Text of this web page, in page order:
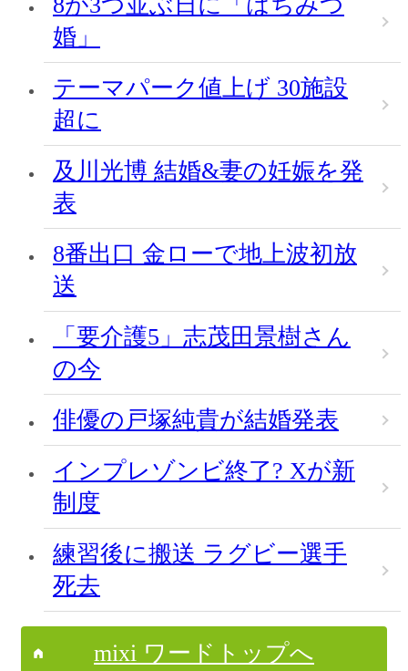
婚」
テーマパーク値上げ 30施設
超に
及川光博 結婚&妻の妊娠を発
表
8番出口 金ローで地上波初放
送
「要介護5」志茂田景樹さん
の今
俳優の戸塚純貴が結婚発表
インプレゾンビ終了? Xが新
制度
練習後に搬送 ラグビー選手
死去
mixi ワードトップへ